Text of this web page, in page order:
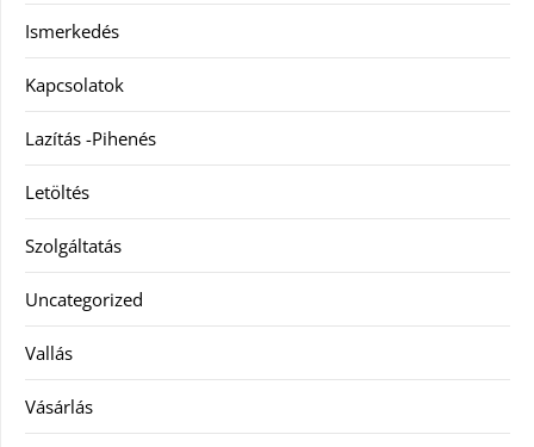
Ismerkedés
Kapcsolatok
Lazítás -Pihenés
Letöltés
Szolgáltatás
Uncategorized
Vallás
Vásárlás